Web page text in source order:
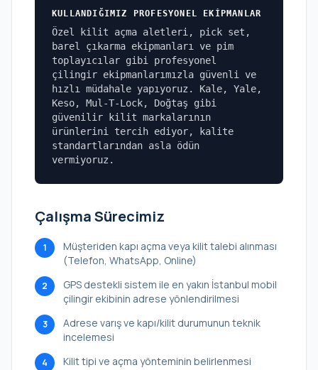
KULLANDIĞIMIZ PROFESYONEL EKIPMANLAR
Özel kilit açma aletleri, pick set,
barel çıkarma ekipmanları ve pim
toplayıcılar gibi profesyonel
çilingir ekipmanlarımızla güvenli ve
hızlı müdahale yapıyoruz. Kale, Yale,
Keso, Mul-T-Lock, Doğtaş gibi
güvenilir kilit markalarının
ürünlerini tercih ediyor, kalite
standartlarından asla ödün
vermiyoruz.
Çalışma Sürecimiz
1
Müşteriden kapı açma veya kilit talebi alınması
(Telefon, WhatsApp, Online)
2
GPS destekli sistem ile en yakın İstanbul mobil
çilingir ekibinin adrese yönlendirilmesi
3
Adrese varış ve kapı/kilit durumunun teknik
incelemesi
4 Kilit tipi ve açma yönteminin belirlenmesi